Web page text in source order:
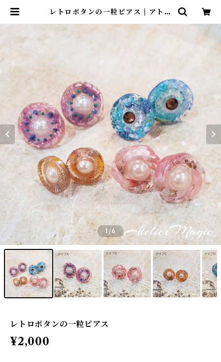
レトロボタンの一粒ピアス | アトリ
1/6
レトロボタンの一粒ピアス
¥2,000